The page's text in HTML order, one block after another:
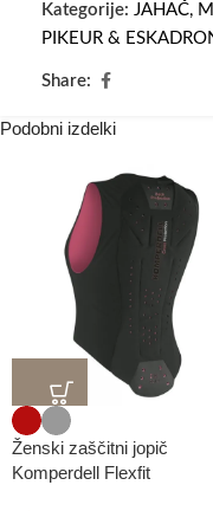
Kategorije: JAHAČ,
PIKEUR &
Share:
Podobni izdelki
Ženski zaščitni jopič
Komperdell Flexfit